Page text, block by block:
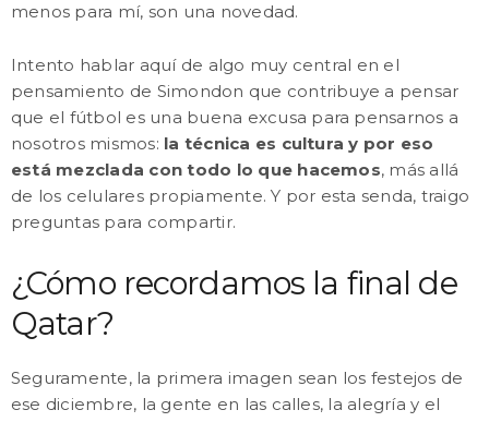
menos para mí, son una novedad.
Intento hablar aquí de algo muy central en el
pensamiento de Simondon que contribuye a pensar
que el fútbol es una buena excusa para pensarnos a
nosotros mismos: la técnica es cultura y por eso
está mezclada con todo lo que hacemos, más allá
de los celulares propiamente. Y por esta senda, traigo
preguntas para compartir.
¿Cómo recordamos la final de
Qatar?
Seguramente, la primera imagen sean los festejos de
ese diciembre, la gente en las calles, la alegría y el